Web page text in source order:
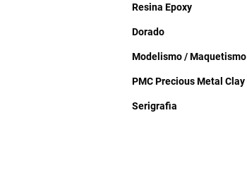
Resina Epoxy
Dorado
Modelismo / Maquetismo
PMC Precious Metal Clay
Serigrafia